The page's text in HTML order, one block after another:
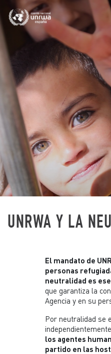
UNRWA Y LA
El mandato de
personas
neutralidad es
que garantiza la
Agencia y en su
Por neutralidad se
los agentes
partido en las